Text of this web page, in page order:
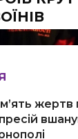
жертв